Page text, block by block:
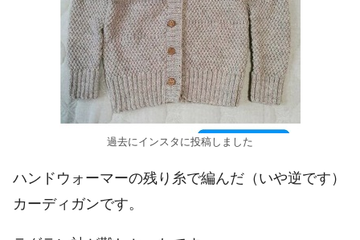
過去にインスタに投稿しました
ハンドウォーマーの残り糸で編んだ（いや逆です）
カーディガンです。